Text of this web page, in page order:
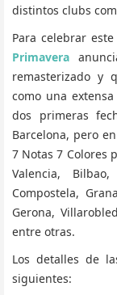
distintos clubs
Para celebrar
Primavera
remasterizado y
como una
dos primeras
Barcelona, pero
7 Notas 7 Colores
Valencia,
Compostela,
Gerona,
entre otras.
Los detalles de
siguientes: